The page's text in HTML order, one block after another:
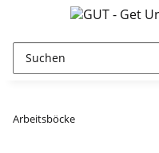
Arbeitsböcke